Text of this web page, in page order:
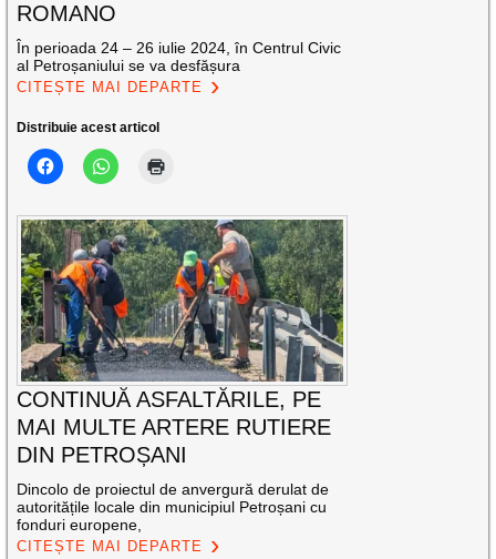
ROMANO
În perioada 24 – 26 iulie 2024, în Centrul Civic
al Petroșaniului se va desfășura
CITEȘTE MAI DEPARTE
Distribuie acest articol
CONTINUĂ ASFALTĂRILE, PE
MAI MULTE ARTERE RUTIERE
DIN PETROȘANI
Dincolo de proiectul de anvergură derulat de
autoritățile locale din municipiul Petroșani cu
fonduri europene,
CITEȘTE MAI DEPARTE